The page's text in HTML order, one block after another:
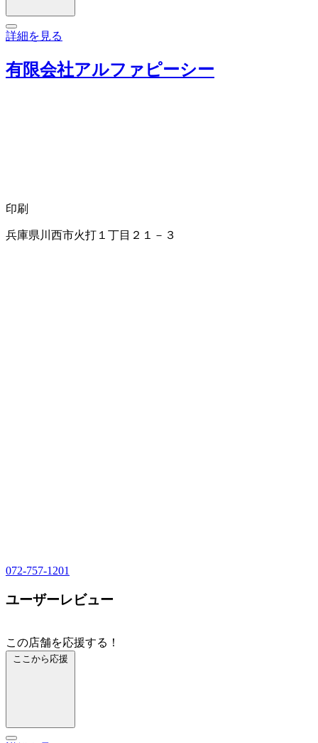
詳細を見る
有限会社アルファピーシー
印刷
兵庫県川西市火打１丁目２１－３
072-757-1201
ユーザーレビュー
この店舗を応援する！
ここから応援